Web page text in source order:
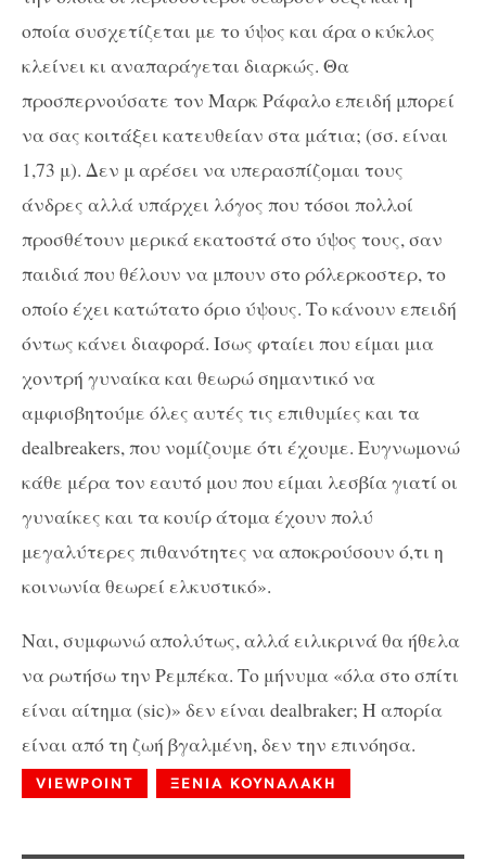
οποία συσχετίζεται με το ύψος και άρα ο κύκλος
κλείνει κι αναπαράγεται διαρκώς. Θα
προσπερνούσατε τον Μαρκ Ράφαλο επειδή μπορεί
να σας κοιτάξει κατευθείαν στα μάτια; (σσ. είναι
1,73 μ). Δεν μ αρέσει να υπερασπίζομαι τους
άνδρες αλλά υπάρχει λόγος που τόσοι πολλοί
προσθέτουν μερικά εκατοστά στο ύψος τους, σαν
παιδιά που θέλουν να μπουν στο ρόλερκοστερ, το
οποίο έχει κατώτατο όριο ύψους. Το κάνουν επειδή
όντως κάνει διαφορά. Ισως φταίει που είμαι μια
χοντρή γυναίκα και θεωρώ σημαντικό να
αμφισβητούμε όλες αυτές τις επιθυμίες και τα
dealbreakers, που νομίζουμε ότι έχουμε. Ευγνωμονώ
κάθε μέρα τον εαυτό μου που είμαι λεσβία γιατί οι
γυναίκες και τα κουίρ άτομα έχουν πολύ
μεγαλύτερες πιθανότητες να αποκρούσουν ό,τι η
κοινωνία θεωρεί ελκυστικό».
Ναι, συμφωνώ απολύτως, αλλά ειλικρινά θα ήθελα
να ρωτήσω την Ρεμπέκα. Το μήνυμα «όλα στο σπίτι
είναι αίτημα (sic)» δεν είναι dealbraker; Η απορία
είναι από τη ζωή βγαλμένη, δεν την επινόησα.
VIEWPOINT ΞΕΝΙΑ ΚΟΥΝΑΛΑΚΗ